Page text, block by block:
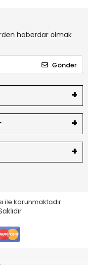
haberdar olmak
Gönder
ile korunmaktadır.